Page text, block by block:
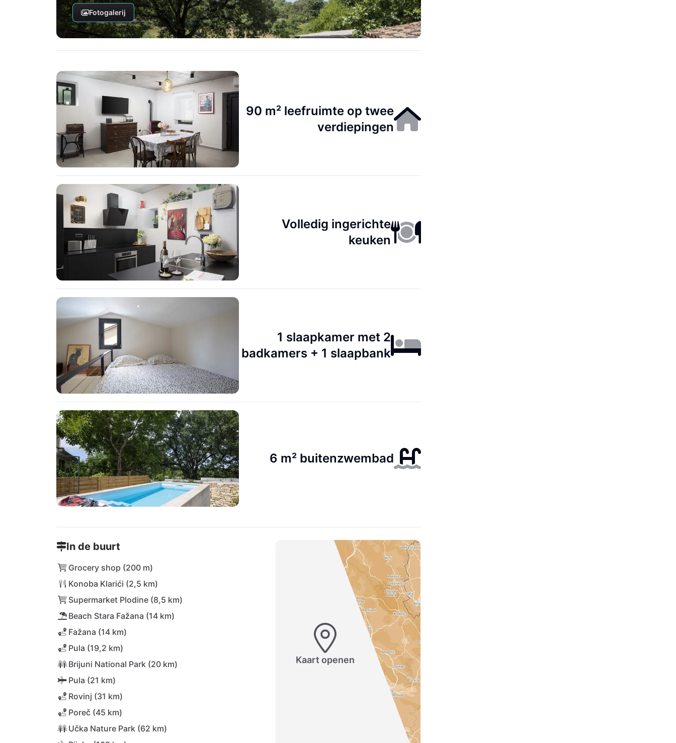
Fotogalerij
90 m² leefruimte op twee
verdiepingen
Volledig ingerichte
keuken
1 slaapkamer met 2
badkamers + 1 slaapbank
6 m² buitenzwembad
In de buurt
Grocery shop (200 m)
Konoba Klarići (2,5 km)
Supermarket Plodine (8,5 km)
Beach Stara Fažana (14 km)
Fažana (14 km)
Pula (19,2 km)
Brijuni National Park (20 km)
Pula (21 km)
Rovinj (31 km)
Poreč (45 km)
Učka Nature Park (62 km)
Kaart openen